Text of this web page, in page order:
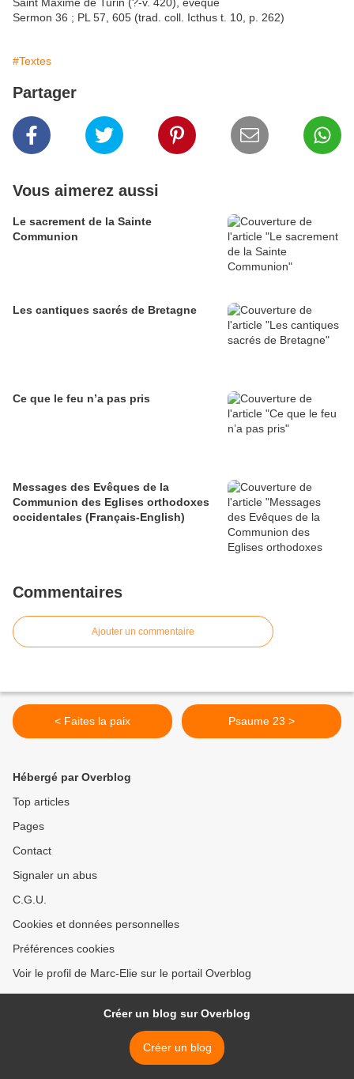
Sermon 36 ; PL 57, 605 (trad. coll. Icthus t. 10, p. 262)
#Textes
Partager
Vous aimerez aussi
Le sacrement de la Sainte
Communion
Les cantiques sacrés de Bretagne
Ce que le feu n’a pas pris
Messages des Evêques de la
Communion des Eglises orthodoxes
occidentales (Français-English)
Commentaires
Ajouter un commentaire
< Faites la paix Psaume 23 >
Hébergé par Overblog
Top articles
Pages
Contact
Signaler un abus
C.G.U.
Cookies et données personnelles
Préférences cookies
Voir le profil de Marc-Elie sur le portail Overblog
Créer un blog sur Overblog
Créer un blog